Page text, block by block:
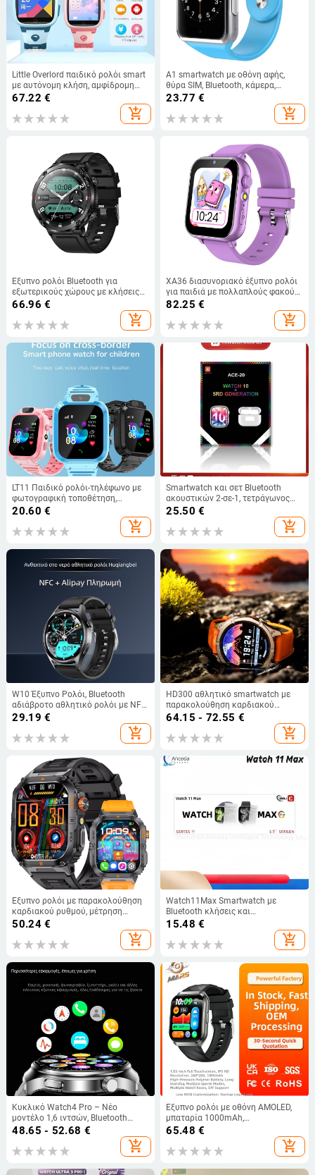
Little Overlord παιδικό ρολόι smart
με αυτόνομη κλήση, αμφίδρομη
βιντεοκλήση, ανθεκτικό στο νερό,
συνδεσιμότητα
67.22 €
add_shopping_cart
A1 smartwatch με οθόνη αφής,
θύρα SIM, Bluetooth, κάμερα,
συγχρονισμό δεδομένων,
λειτουργίες τηλεφώνου και
υπενθυμίσεις
23.77 €
add_shopping_cart
Έξυπνο ρολόι Bluetooth για
εξωτερικούς χώρους με κλήσεις
μέσω Bluetooth, παρακολούθηση
παλμών, μέτρηση αρτηριακής
πίεσης, οξυγόνου στο αίμα και
66.96 €
add_shopping_cart
XA36 διασυνοριακό έξυπνο ρολόι
για παιδιά με πολλαπλούς φακούς
βιντεοκάμερας και μουσικής
82.25 €
add_shopping_cart
LT11 Παιδικό ρολόι-τηλέφωνο με
φωτογραφική τοποθέτηση,
Συμβατό με Android,
Πολυγλωσσικό Smartwatch, Αφής
Οθόνη και Κουμπιά
20.60 €
add_shopping_cart
Smartwatch και σετ Bluetooth
ακουστικών 2-σε-1, τετράγωνος
καντράν 44 mm+, αλουμινένιο
περίβλημα, ασύρματη φόρτιση,
συμβατό με iOS, παρακολούθηση
25.50 €
add_shopping_cart
W10 Έξυπνο Ρολόι, Bluetooth
αδιάβροτο αθλητικό ρολόι με NFC
για offline πληρωμές, οθόνη HD
29.19 €
add_shopping_cart
HD300 αθλητικό smartwatch με
παρακολούθηση καρδιακού
ρυθμού και οξυγόνου στο αίμα,
AMOLED οθόνη, κλήσεις Bluetooth,
ασύρματη φόρτιση
64.15 - 72.55 €
add_shopping_cart
Έξυπνο ρολόι με παρακολούθηση
καρδιακού ρυθμού, μέτρηση
αρτηριακής πίεσης, οξυγόνου στο
αίμα, παρακολούθηση ύπνου και
αδιάβροτο για κολύμβηση
50.24€
add_shopping_cart
Watch11Max Smartwatch με
Bluetooth κλήσεις και
ειδοποιήσεις μηνυμάτων, οθόνη
HD 2,29 ιντσών, αθλητικό ρολόι
15.48 €
add_shopping_cart
Κυκλικό Watch4 Pro – Νέο
μοντέλο 1,6 ιντσών, Bluetooth
κλήσεις, παρακολούθηση
καρδιακού ρυθμού και οθόνη HD,
smart watch
48.65 - 52.68 €
add_shopping_cart
Έξυπνο ρολόι με οθόνη AMOLED,
μπαταρία 1000mAh,
παρακολούθηση καρδιακού
ρυθμού και ύπνου, αδιάβροχο
65.48 €
add_shopping_cart